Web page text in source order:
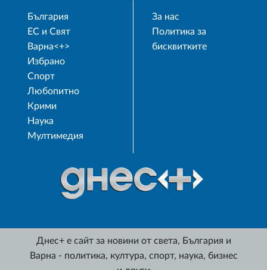
България
ЕС и Свят
Варна<+>
Избрано
Спорт
Любопитно
Крими
Наука
Мултимедия
За нас
Политика за
бисквитките
Днес+ е сайт за новини от света, България и
Варна - политика, култура, спорт, наука, бизнес